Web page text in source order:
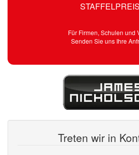
Für Firmen, Schulen und
Senden Sie uns Ihre
Treten wir in